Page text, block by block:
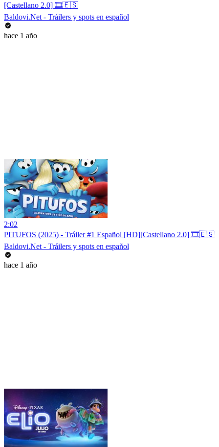
[Castellano 2.0] 🎞️🇪🇸
Baldovi.Net - Tráilers y spots en español
hace 1 año
2:02
PITUFOS (2025) - Tráiler #1 Español [HD][Castellano 2.0] 🎞️🇪🇸
Baldovi.Net - Tráilers y spots en español
hace 1 año